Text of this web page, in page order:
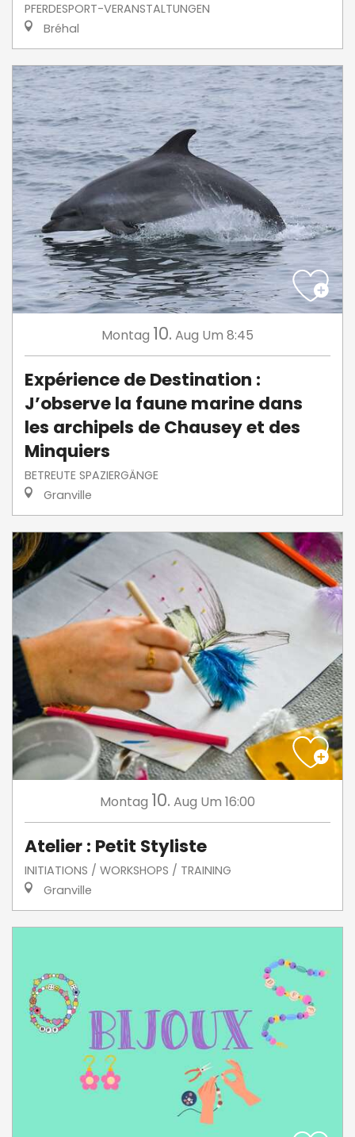
PFERDESPORT-VERANSTALTUNGEN
Bréhal
Montag 10. Aug Um 8:45
Expérience de Destination :
J’observe la faune marine dans
les archipels de Chausey et des
Minquiers
BETREUTE SPAZIERGÄNGE
Granville
Montag 10. Aug Um 16:00
Atelier : Petit Styliste
INITIATIONS / WORKSHOPS / TRAINING
Granville